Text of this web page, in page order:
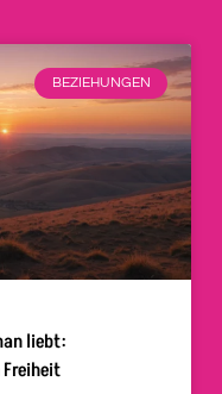
BEZIEHUNGEN
liebt:
Freiheit